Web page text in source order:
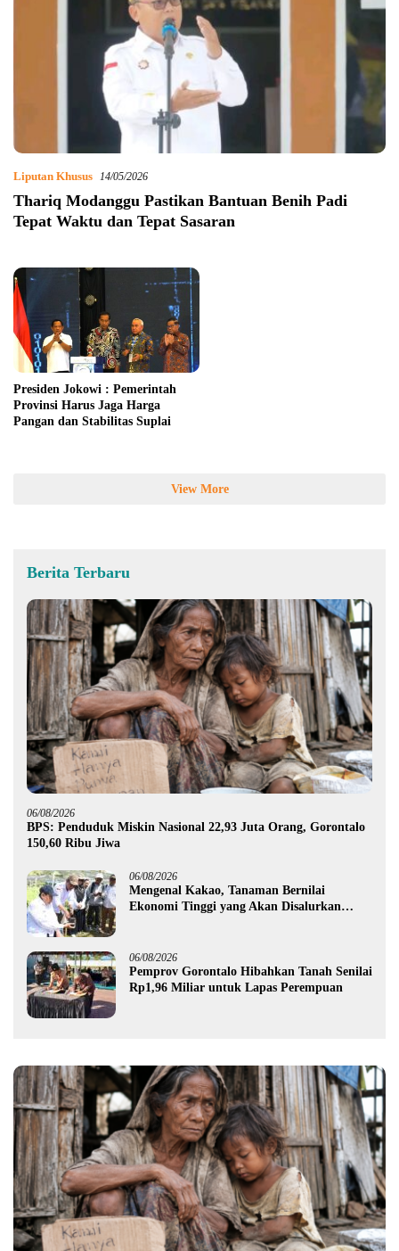
Liputan Khusus 14/05/2026
Thariq Modanggu Pastikan Bantuan Benih Padi
Tepat Waktu dan Tepat Sasaran
Presiden Jokowi : Pemerintah
Provinsi Harus Jaga Harga
Pangan dan Stabilitas Suplai
View More
Berita Terbaru
06/08/2026
BPS: Penduduk Miskin Nasional 22,93 Juta Orang, Gorontalo
150,60 Ribu Jiwa
06/08/2026
Mengenal Kakao, Tanaman Bernilai
Ekonomi Tinggi yang Akan Disalurkan
06/08/2026
Pemprov Gorontalo Hibahkan Tanah Senilai
Rp1,96 Miliar untuk Lapas Perempuan